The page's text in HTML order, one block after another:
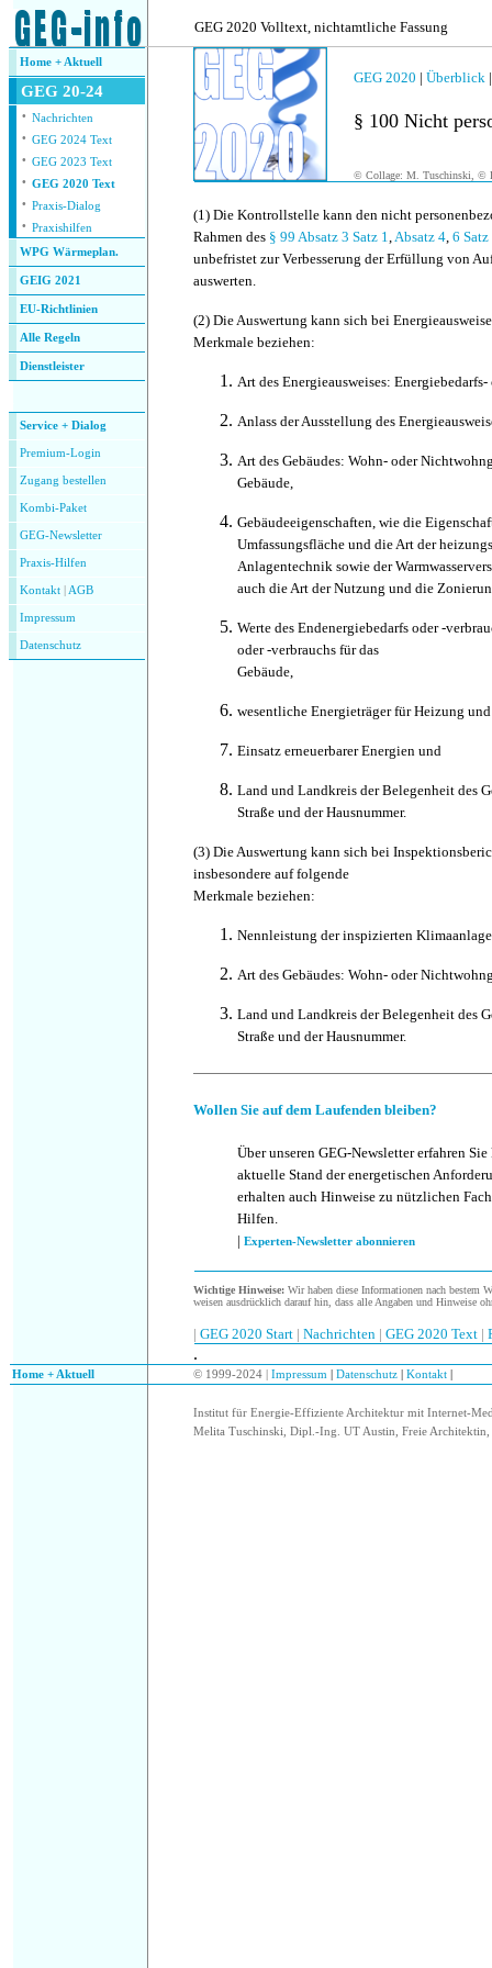
GEG 2020 Volltext, nichtamtliche Fassung
Home + Aktuell
GEG 20-24
· Nachrichten
· GEG 2024 Text
· GEG 2023 Text
· GEG 2020 Text
· Praxis-Dialog
· Praxishilfen
WPG Wärmeplan.
GEIG 2021
EU-Richtlinien
Alle Regeln
Dienstleister
Service + Dialog
Premium-Login
Zugang bestellen
Kombi-Paket
GEG-Newsletter
Praxis-Hilfen
Kontakt AGB
Impressum
Datenschutz
GEG 2020 | Überblick
§ 100 Nicht
© Collage: M. Tuschinski, ©
(1) Die Kontrollstelle kann den nicht
Rahmen des § 99 Absatz 3 Satz 1,Absatz 4, 6
unbefristet zur Verbesserung der Erfüllung von
auswerten.
(2) Die Auswertung kann sich bei
Merkmale beziehen:
Art des Energieausweises:
Anlass der Ausstellung des
Art des Gebäudes: Wohn- oder
Gebäude,
Gebäudeeigenschaften, wie die
Umfassungsfläche und die Art der
Anlagentechnik sowie der
auch die Art der Nutzung und die
Werte des Endenergiebedarfs oder -
oder -verbrauchs für das
Gebäude,
wesentliche Energieträger für Heizung und
Einsatz erneuerbarer Energien und
Land und Landkreis der Belegenheit des
Straße und der Hausnummer.
(3) Die Auswertung kann sich bei
insbesondere auf folgende
Merkmale beziehen:
Nennleistung der inspizierten
Art des Gebäudes: Wohn- oder
Land und Landkreis der Belegenheit des
Straße und der Hausnummer.
Wollen Sie auf dem Laufenden bleiben?
Über unseren GEG-Newsletter erfahren
aktuelle Stand der energetischen
erhalten auch Hinweise zu nützlichen
Hilfen.
| Experten-Newsletter abonnieren
Wichtige Hinweise: Wir haben diese Informationen nach bestem
weisen ausdrücklich darauf hin, dass alle Angaben und Hinweise
| GEG 2020 Start | Nachrichten | GEG 2020 Text |
.
Home + Aktuell © 1999-2024 | Impressum Datenschutz Kontakt
Institut für Energie-Effiziente Architektur mit Internet-
Melita Tuschinski, Dipl.-Ing. UT Austin, Freie Architektin,